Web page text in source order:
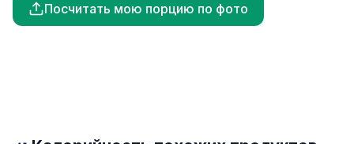
Посчитать мою порцию по фото